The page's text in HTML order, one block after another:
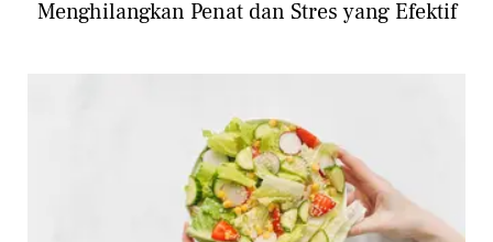
Menghilangkan Penat dan Stres yang Efektif